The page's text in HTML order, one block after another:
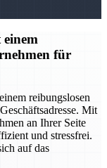
für
reibungslosen
Mit
an Ihrer Seite
und stressfrei.
auf das